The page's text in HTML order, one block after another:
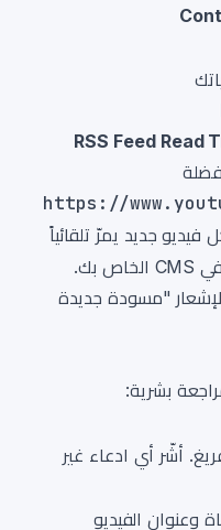
RSS Feed Read
https://
فيديو جديد يمرّ تلقائياً
عبر خط الأنابيب ويُسقط مسودة في CMS الخاص بك.
ادمج مع webhook إلى Slack لإشعار "مسودة جديدة
أشّر أي ادعاء غير
وعنوان الفيديو